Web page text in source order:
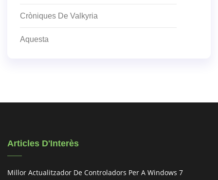
Cròniques De Valkyria
Aquesta
Articles D'Interès
Millor Actualitzador De Controladors Per A Windows 7